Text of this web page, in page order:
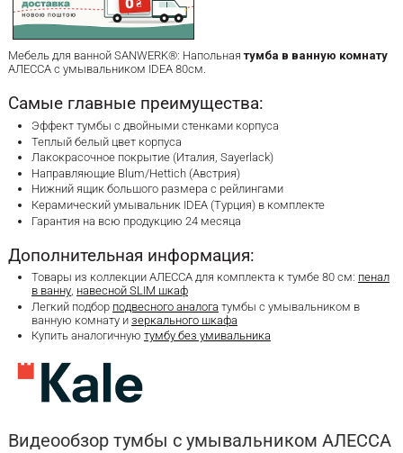
Мебель для ванной SANWERK®: Напольнаятумба в ванную комнату
АЛЕССА с умывальником IDEA 80см.
Самые главные преимущества:
Эффект тумбы с двойными стенками корпуса
Теплый белый цвет корпуса
Лакокрасочное покрытие (Италия, Sayerlack)
Направляющие Blum/Hettich (Австрия)
Нижний ящик большого размера с рейлингами
Керамический умывальник IDEA (Турция) в комплекте
Гарантия на всю продукцию 24 месяца
Дополнительная информация:
Товары из коллекции АЛЕССА для комплекта к тумбе 80 см: пенал
в ванну, навесной SLIM шкаф
Легкий подбор подвесного аналога тумбы с умывальником в
ванную комнату и зеркального шкафа
Купить аналогичную тумбу без умивальника
Видеообзор тумбы с умывальником АЛЕССА